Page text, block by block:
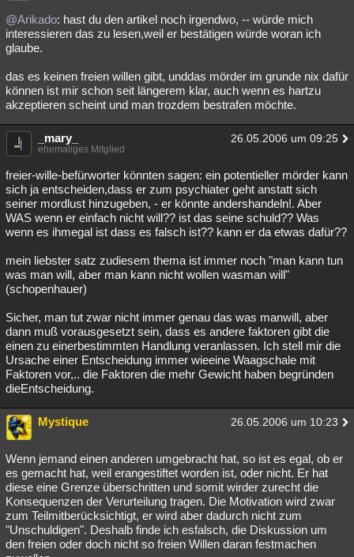
@Arikado: hast du den artikel noch irgendwo, -- würde mich
interessieren das zu lesen,weil er bestätigen würde woran ich
glaube.
das es keinen freien willen gibt, unddas mörder im grunde nix dafür
können ist mir schon seit längerem klar, auch wenn es hartzu
akzeptieren scheint und man trozdem bestrafen möchte.
_mary_ 26.05.2006 um 09:25
ehemaliges Mitglied
freier-wille-befürworter könnten sagen: ein potentieller mörder kann
sich ja entscheiden,dass er zum psychiater geht anstatt sich
seiner mordlust hinzugeben, - er könnte andershandeln!. Aber
WAS wenn er einfach nicht will?? ist das seine schuld?? Was
wenn es ihmegal ist dass es falsch ist?? kann er da etwas dafür??
mein liebster satz zudiesem thema ist immer noch "man kann tun
was man will, aber man kann nicht wollen wasman will"
(schopenhauer)
Sicher, man tut zwar nicht immer genau das was manwill, aber
dann muß vorausgesetzt sein, dass es andere faktoren gibt die
einen zu einerbestimmten Handlung veranlassen. Ich stell mir die
Ursache einer Entscheidung immer wieeine Waagschale mit
Faktoren vor,.. die Faktoren die mehr Gewicht haben begründen
dieEntscheidung.
Mystique 26.05.2006 um 10:23
Wenn jemand einen anderen umgebracht hat, so ist es egal, ob er
es gemacht hat, weil erangestiftet worden ist, oder nicht. Er hat
diese eine Grenze überschritten und somit wirder zurecht die
Konsequenzen der Verurteilung tragen. Die Motivation wird zwar
zum Teilmitberücksichtigt, er wird aber dadurch nicht zum
"Unschuldigen". Deshalb finde ich esfalsch, die Diskussion um
den freien oder doch nicht so freien Willen daran festmachen